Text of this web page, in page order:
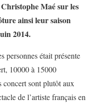
Maé sur les
ainsi leur saison
2014.
personnes était présente
10000 à 15000
concert sont plutôt aux
de l’artiste français en